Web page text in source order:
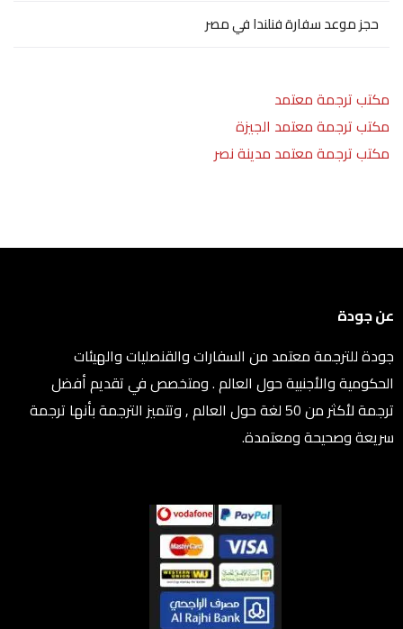
حجز موعد سفارة فنلندا في مصر
مكتب ترجمة معتمد
مكتب ترجمة معتمد الجيزة
مكتب ترجمة معتمد مدينة نصر
عن جودة
جودة للترجمة معتمد من السفارات والقنصليات والهيئات
الحكومية والأجنبية حول العالم . ومتخصص في تقديم أفضل
ترجمة لأكثر من 50 لغة حول العالم , وتتميز الترجمة بأنها ترجمة
سريعة وصحيحة ومعتمدة.